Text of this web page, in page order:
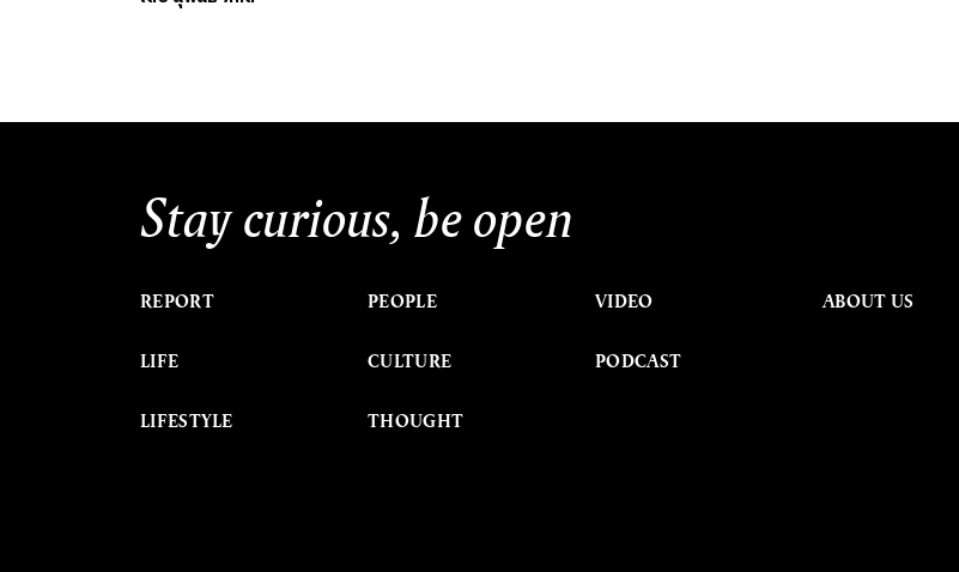
Stay curious, be open
REPORT
LIFE
LIFESTYLE
PEOPLE
CULTURE
THOUGHT
VIDEO
PODCAST
ABOUT US